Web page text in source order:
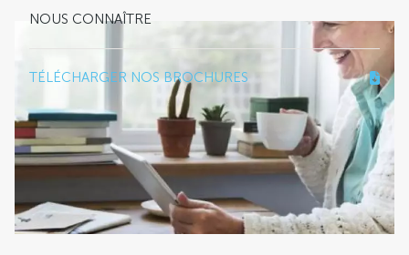
NOUS CONNAÎTRE
TÉLÉCHARGER NOS BROCHURES